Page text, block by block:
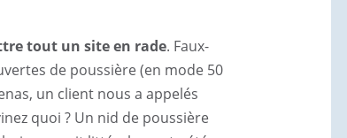
tout un site en rade. Faux-
de poussière (en mode 50
un client nous a appelés
quoi ? Un nid de poussière